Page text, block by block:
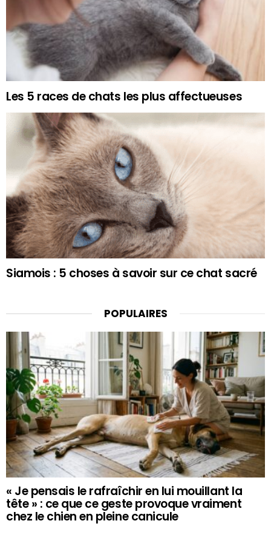
Les 5 races de chats les plus affectueuses
Siamois : 5 choses à savoir sur ce chat sacré
POPULAIRES
« Je pensais le rafraîchir en lui mouillant la
tête » : ce que ce geste provoque vraiment
chez le chien en pleine canicule